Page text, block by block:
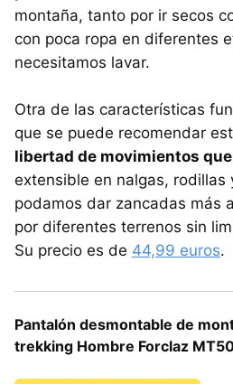
montaña, tanto por ir secos
con poca ropa en diferentes
necesitamos lavar.
Otra de las características
que se puede recomendar
libertad de movimientos
extensible en nalgas, rodillas
podamos dar zancadas más
por diferentes terrenos sin
Su precio es de 44,99 euros.
Pantalón desmontable de
trekking Hombre Forclaz